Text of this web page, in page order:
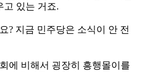
고 있는 거죠.
? 지금 민주당은 소식이 안 전
에 비해서 굉장히 흥행몰이를